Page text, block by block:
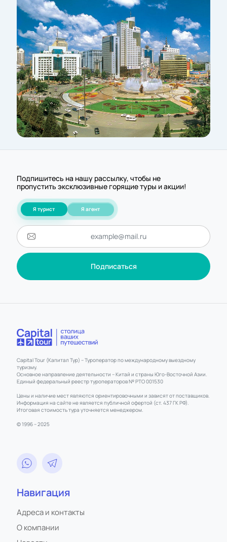
Подпишитесь на нашу рассылку, чтобы не
пропустить эксклюзивные горящие туры и акции!
Я турист Я агент
Подписаться
Capital Tour (Капитал Тур) – Туроператор по международному выездному
туризму.
Основное направление деятельности – Китай и страны Юго-Восточной Азии.
Единый федеральный реестр туроператоров № РТО 001530
Цены и наличие мест являются ориентировочными и зависят от поставщиков.
Информация на сайте не является публичной офертой (ст. 437 ГК РФ).
Итоговая стоимость тура уточняется менеджером.
© 1996 – 2025
Навигация
Адреса и контакты
О компании